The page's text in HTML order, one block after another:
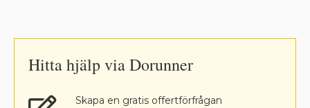
Hitta hjälp via Dorunner
Skapa en gratis offertförfrågan